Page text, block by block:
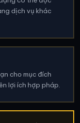
dịch vụ khác
cho mục đích
lợi ích hợp pháp.